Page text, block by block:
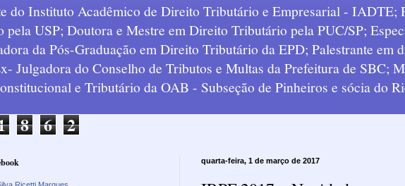
do Instituto Acadêmico de Direito Tributário e Empresarial - IADTE;
pela USP; Doutora e Mestre em Direito Tributário pela PUC/SP;
da Pós-Graduação em Direito Tributário da EPD; Palestrante em
Julgadora do Conselho de Tributos e Multas da Prefeitura de SBC;
e Tributário da OAB - Subseção de Pinheiros e sócia do
8 6 2
quarta-feira, 1 de março de 2017